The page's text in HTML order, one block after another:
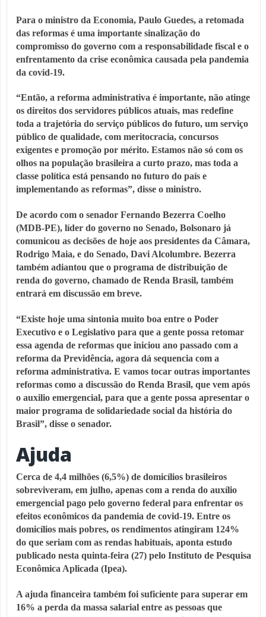
Para o ministro da Economia, Paulo Guedes, a retomada
das reformas é uma importante sinalização do
compromisso do governo com a responsabilidade fiscal e o
enfrentamento da crise econômica causada pela pandemia
da covid-19.
“Então, a reforma administrativa é importante, não atinge
os direitos dos servidores públicos atuais, mas redefine
toda a trajetória do serviço públicos do futuro, um serviço
público de qualidade, com meritocracia, concursos
exigentes e promoção por mérito. Estamos não só com os
olhos na população brasileira a curto prazo, mas toda a
classe política está pensando no futuro do país e
implementando as reformas”, disse o ministro.
De acordo com o senador Fernando Bezerra Coelho
(MDB-PE), líder do governo no Senado, Bolsonaro já
comunicou as decisões de hoje aos presidentes da Câmara,
Rodrigo Maia, e do Senado, Davi Alcolumbre. Bezerra
também adiantou que o programa de distribuição de
renda do governo, chamado de Renda Brasil, também
entrará em discussão em breve.
“Existe hoje uma sintonia muito boa entre o Poder
Executivo e o Legislativo para que a gente possa retomar
essa agenda de reformas que iniciou ano passado com a
reforma da Previdência, agora dá sequencia com a
reforma administrativa. E vamos tocar outras importantes
reformas como a discussão do Renda Brasil, que vem após
o auxilio emergencial, para que a gente possa apresentar o
maior programa de solidariedade social da história do
Brasil”, disse o senador.
Ajuda
Cerca de 4,4 milhões (6,5%) de domicílios brasileiros
sobreviveram, em julho, apenas com a renda do auxílio
emergencial pago pelo governo federal para enfrentar os
efeitos econômicos da pandemia de covid-19. Entre os
domicílios mais pobres, os rendimentos atingiram 124%
do que seriam com as rendas habituais, aponta estudo
publicado nesta quinta-feira (27) pelo Instituto de Pesquisa
Econômica Aplicada (Ipea).
A ajuda financeira também foi suficiente para superar em
16% a perda da massa salarial entre as pessoas que